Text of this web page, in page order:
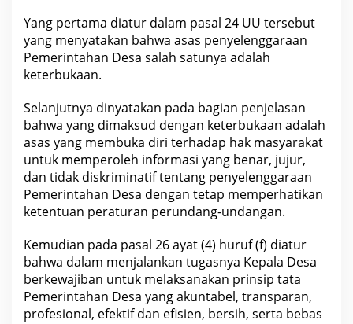
Yang pertama diatur dalam pasal 24 UU tersebut
yang menyatakan bahwa asas penyelenggaraan
Pemerintahan Desa salah satunya adalah
keterbukaan.
Selanjutnya dinyatakan pada bagian penjelasan
bahwa yang dimaksud dengan keterbukaan adalah
asas yang membuka diri terhadap hak masyarakat
untuk memperoleh informasi yang benar, jujur,
dan tidak diskriminatif tentang penyelenggaraan
Pemerintahan Desa dengan tetap memperhatikan
ketentuan peraturan perundang-undangan.
Kemudian pada pasal 26 ayat (4) huruf (f) diatur
bahwa dalam menjalankan tugasnya Kepala Desa
berkewajiban untuk melaksanakan prinsip tata
Pemerintahan Desa yang akuntabel, transparan,
profesional, efektif dan efisien, bersih, serta bebas